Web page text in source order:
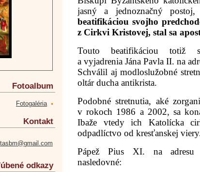
jasný a jednoznačný
beatifikáciou svojho
z Cirkvi Kristovej, stal sa
Touto beatifikáciou totiž
a vyjadrenia Jána Pavla II. na
Schválil aj modloslužobné
oltár ducha antikrista.
Podobné stretnutia, aké
v rokoch 1986 a 2002, sa
Ibaže vtedy ich Katolícka
odpadlíctvo od kresťanskej
Pápež Pius XI. na adresu
nasledovné:
Fotoalbum
Fotogaléria
Kontakt
odkazy